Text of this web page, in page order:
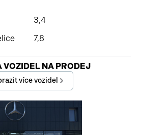
3,4
7,8
VOZIDEL NA PRODEJ
více vozidel